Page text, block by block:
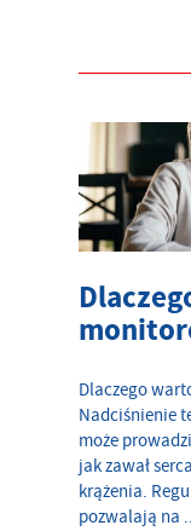
Dlaczego
Nadciśnienie
może
jak zawał
krążenia.
pozwalają na